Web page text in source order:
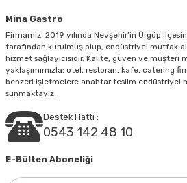
Gönder
Mina Gastro
Firmamız, 2019 yılında Nevşehir’in Ürgüp
tarafından kurulmuş olup, endüstriyel mutfak
hizmet sağlayıcısıdır. Kalite, güven ve müşteri
yaklaşımımızla; otel, restoran, kafe, catering
benzeri işletmelere anahtar teslim endüstriyel
sunmaktayız.
Destek Hattı :
0543 142 48 10
E-Bülten Aboneliği